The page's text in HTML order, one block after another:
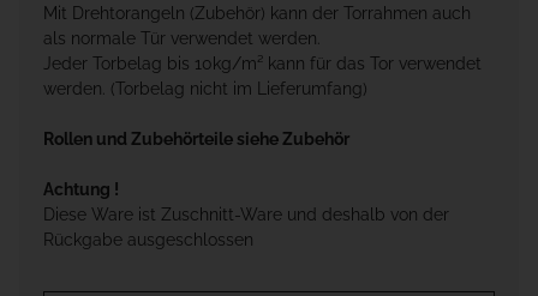
Mit Drehtorangeln (Zubehör) kann der Torrahmen auch
als normale Tür verwendet werden.
Jeder Torbelag bis 10kg/m² kann für das Tor verwendet
werden. (Torbelag nicht im Lieferumfang)
Rollen und Zubehörteile siehe Zubehör
Achtung !
Diese Ware ist Zuschnitt-Ware und deshalb von der
Rückgabe ausgeschlossen